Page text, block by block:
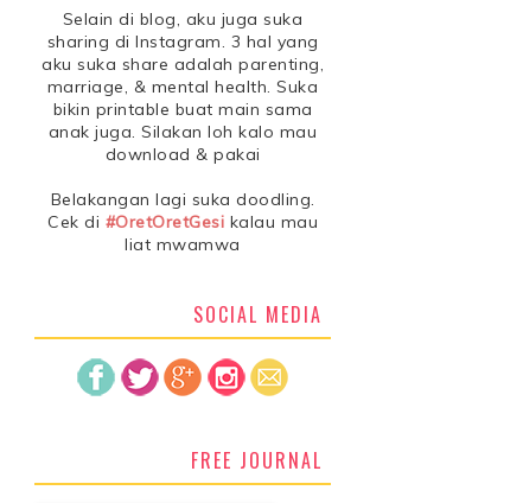
Selain di blog, aku juga suka
sharing di Instagram. 3 hal yang
aku suka share adalah parenting,
marriage, & mental health. Suka
bikin printable buat main sama
anak juga. Silakan loh kalo mau
download & pakai
Belakangan lagi suka doodling.
Cek di #OretOretGesi kalau mau
liat mwamwa
SOCIAL MEDIA
FREE JOURNAL